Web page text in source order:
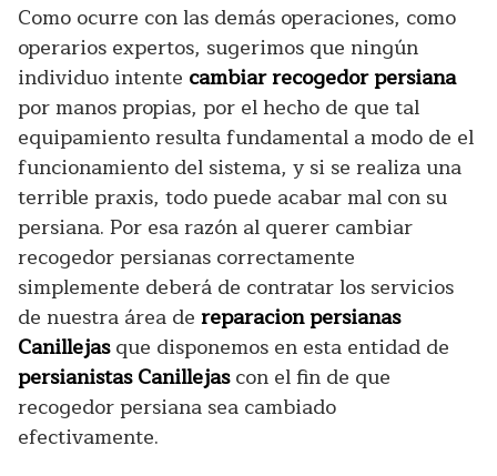
Como ocurre con las demás operaciones, como
operarios expertos, sugerimos que ningún
individuo intente cambiar recogedor persiana
por manos propias, por el hecho de que tal
equipamiento resulta fundamental a modo de el
funcionamiento del sistema, y si se realiza una
terrible praxis, todo puede acabar mal con su
persiana. Por esa razón al querer cambiar
recogedor persianas correctamente
simplemente deberá de contratar los servicios
de nuestra área de reparacion persianas
Canillejasque disponemos en esta entidad de
persianistas Canillejascon el fin de que
recogedor persiana sea cambiado
efectivamente.